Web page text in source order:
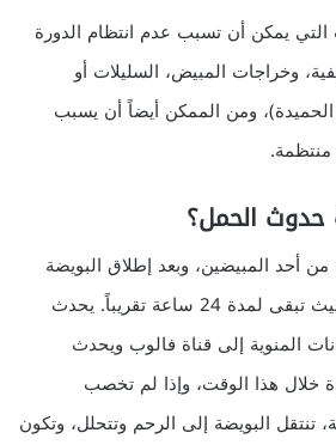
التي يمكن أن تسبب عدم انتظام الدورة
وخراجات المبيض، السليلات أو
الحميدة)، ومن الممكن أيضاً أن يسبب
منتظمة.
حدوث الحمل؟
أحد المبيضين، وبعد إطلاق البويضة
تنتقل عبر قناة فالوب، حيث تبقى لمدة 24 ساعة تقريباً. يحدث
المنوية إلى قناة فالوب ويحدث
خلال هذا الوقت، وإذا لم تخصب
تنتقل البويضة إلى الرحم وتتحلل، وتكون